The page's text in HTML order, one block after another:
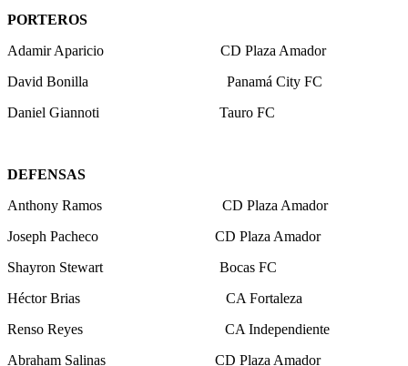
PORTEROS
Adamir Aparicio CD Plaza Amador
David Bonilla Panamá City FC
Daniel Giannoti Tauro FC
DEFENSAS
Anthony Ramos CD Plaza Amador
Joseph Pacheco CD Plaza Amador
Shayron Stewart Bocas FC
Héctor Brias CA Fortaleza
Renso Reyes CA Independiente
Abraham Salinas CD Plaza Amador